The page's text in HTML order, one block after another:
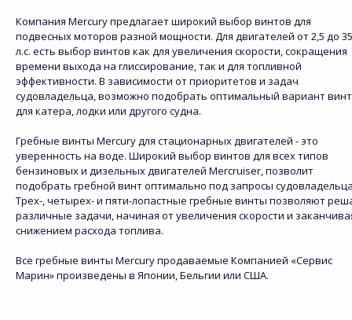
Компания Mercury предлагает широкий выбор винтов для
подвесных моторов разной мощности. Для двигателей от 2,5 до
л.с. есть выбор винтов как для увеличения скорости, сокращения
времени выхода на глиссирование, так и для топливной
эффективности. В зависимости от приоритетов и задач
судовладельца, возможно подобрать оптимальный вариант
для катера, лодки или другого судна.
Гребные винты Mercury для стационарных двигателей - это
уверенность на воде. Широкий выбор винтов для всех типов
бензиновых и дизельных двигателей Mercruiser, позволит
подобрать гребной винт оптимально под запросы
Трех-, четырех- и пяти-лопастные гребные винты позволяют
различные задачи, начиная от увеличения скорости и
снижением расхода топлива.
Все гребные винты Mercury продаваемые Компанией «Сервис
Марин» произведены в Японии, Бельгии или США.